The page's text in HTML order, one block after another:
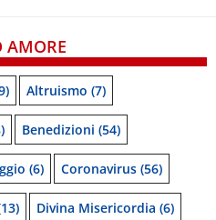
AMORE
Altruismo (7)
Benedizioni (54)
(6) Coronavirus (56)
Divina Misericordia (6)